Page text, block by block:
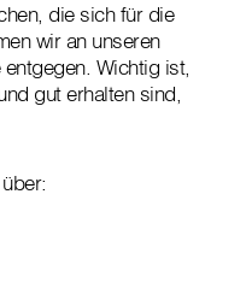
die sich für die
wir an unseren
Wichtig ist,
gut erhalten sind,